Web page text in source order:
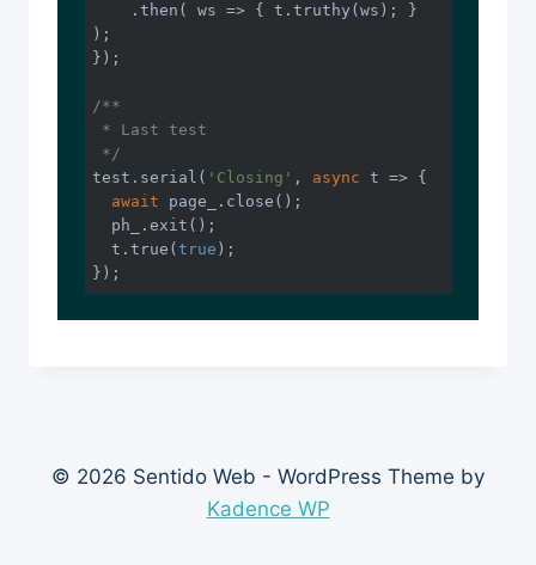
    .then(
ws => { t.truthy(ws); }
);
});
/**
*/
test.serial( 'Closing' , async t => {
await page_.close();
  t.true(
true );
© 2026 Sentido Web - WordPress Theme by
Kadence WP